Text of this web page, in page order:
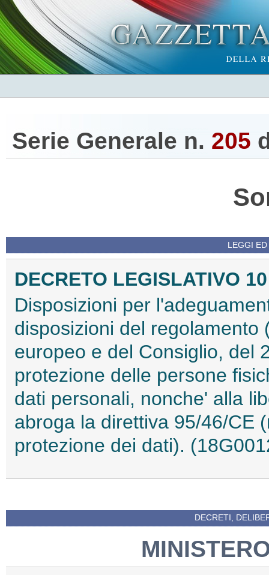
Serie Generale n. 205
LEGGI
DECRETO LEGISLATIVO
Disposizioni per
disposizioni del
europeo e del Consiglio, del
protezione delle persone
dati personali, nonche' alla
abroga la direttiva 95/46/CE
protezione dei dati).
DECRETI,